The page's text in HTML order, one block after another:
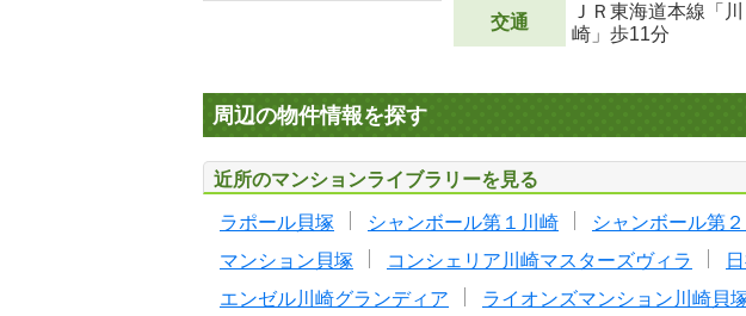
交通
ＪＲ東海道本線「川
崎」歩11分
周辺の物件情報を探す
近所のマンションライブラリーを見る
ラポール貝塚 シャンボール第１川崎 シャンボール第
マンション貝塚
コンシェリア川崎マスターズヴィラ
エンゼル川崎グランディア
ライオンズマンション川崎貝